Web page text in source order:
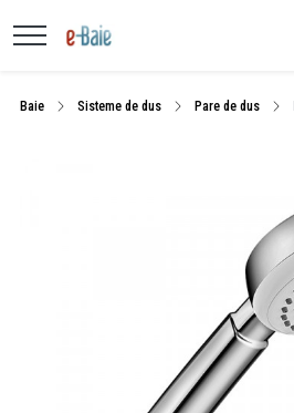
Baie Sisteme de dus Pare de dus